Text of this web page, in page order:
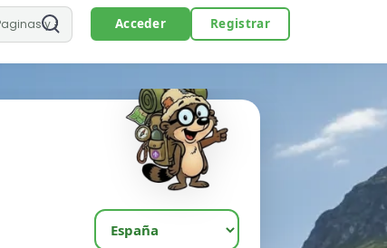
Acceder Registrar